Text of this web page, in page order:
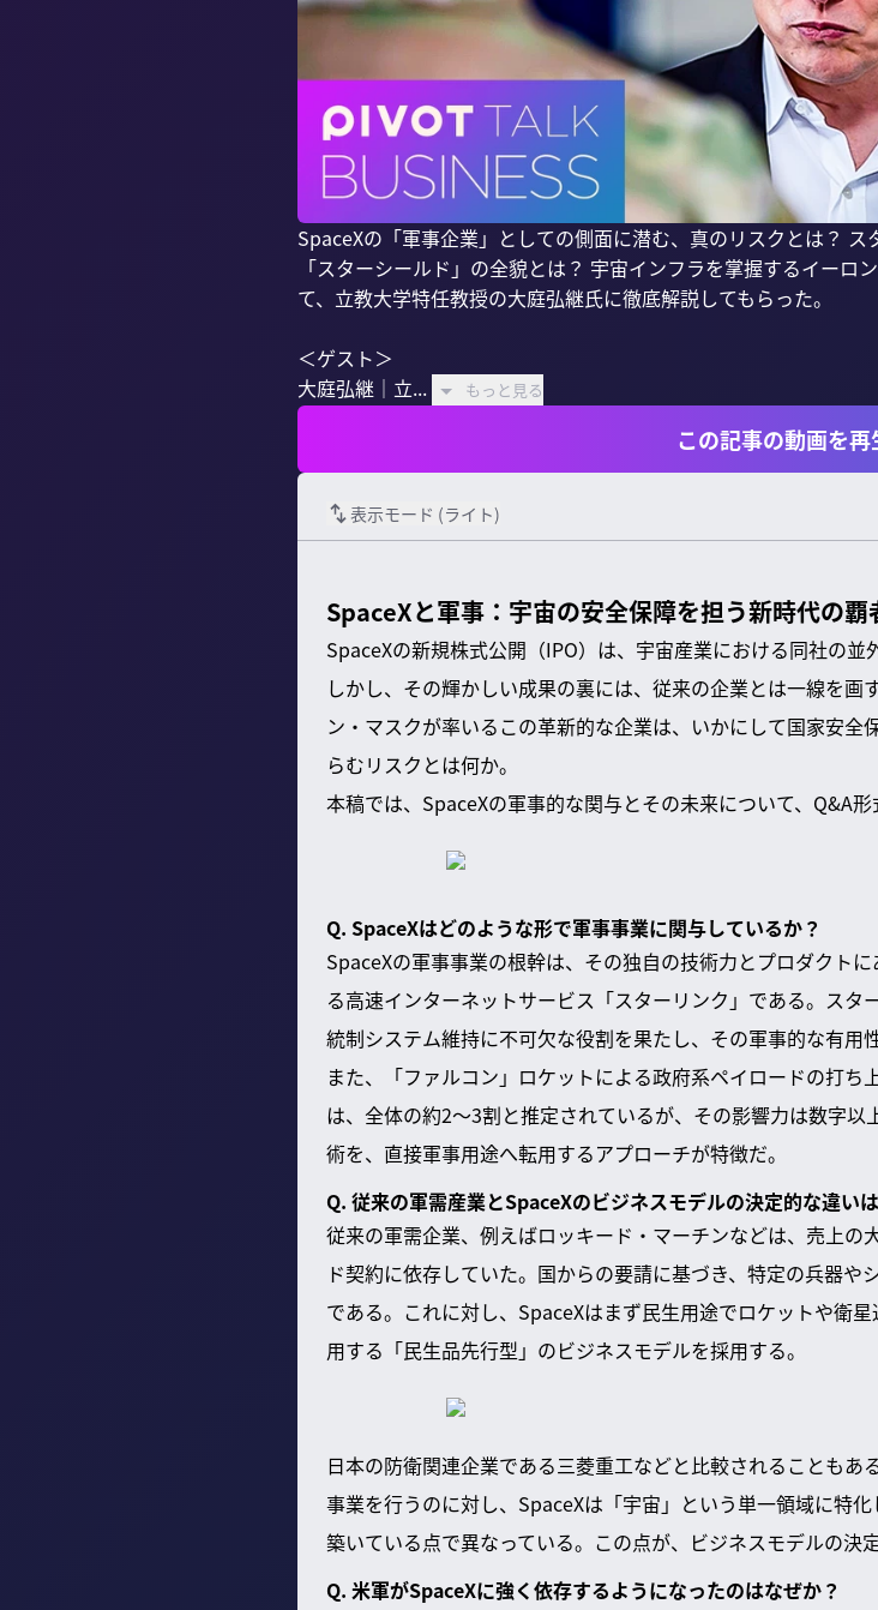
SpaceXの「軍事企業」としての側面に潜む、真のリスクとは？
「スターシールド」の全貌とは？ 宇宙インフラを掌握するイー
て、立教大学特任教授の大庭弘継氏に徹底解説してもらった。
＜ゲスト＞
大庭弘継｜立...
もっと見る
この記事の動画を再
表示モード (ライト)
SpaceXと軍事：宇宙の安全保障を担う新時代の覇
SpaceXの新規株式公開（IPO）は、宇宙産業における同社の並
しかし、その輝かしい成果の裏には、従来の企業とは一線を
ン・マスクが率いるこの革新的な企業は、いかにして国家安
らむリスクとは何か。
本稿では、SpaceXの軍事的な関与とその未来について、Q&A形
Q. SpaceXはどのような形で軍事事業に関与しているか？
SpaceXの軍事事業の根幹は、その独自の技術力とプロダクト
る高速インターネットサービス「スターリンク」である。ス
統制システム維持に不可欠な役割を果たし、その軍事的な有用
また、「ファルコン」ロケットによる政府系ペイロードの打
は、全体の約2〜3割と推定されているが、その影響力は数字
術を、直接軍事用途へ転用するアプローチが特徴だ。
Q. 従来の軍需産業とSpaceXのビジネスモデルの決定的な違い
従来の軍需企業、例えばロッキード・マーチンなどは、売上の
ド契約に依存していた。国からの要請に基づき、特定の兵器
である。これに対し、SpaceXはまず民生用途でロケットや衛
用する「民生品先行型」のビジネスモデルを採用する。
日本の防衛関連企業である三菱重工などと比較されることも
事業を行うのに対し、SpaceXは「宇宙」という単一領域に特
築いている点で異なっている。この点が、ビジネスモデルの決
Q. 米軍がSpaceXに強く依存するようになったのはなぜか？